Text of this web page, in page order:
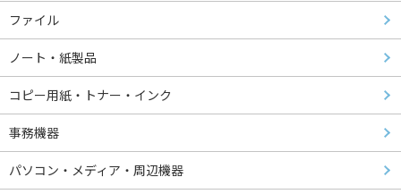
ファイル
ノート・紙製品
コピー用紙・トナー・インク
事務機器
パソコン・メディア・周辺機器